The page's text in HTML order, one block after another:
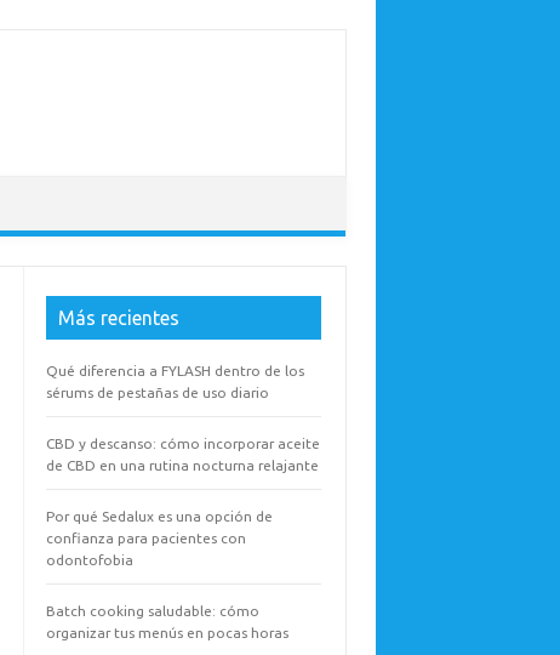
Más recientes
Qué diferencia a FYLASH dentro de los
sérums de pestañas de uso diario
CBD y descanso: cómo incorporar aceite
de CBD en una rutina nocturna relajante
Por qué Sedalux es una opción de
confianza para pacientes con
odontofobia
Batch cooking saludable: cómo
organizar tus menús en pocas horas